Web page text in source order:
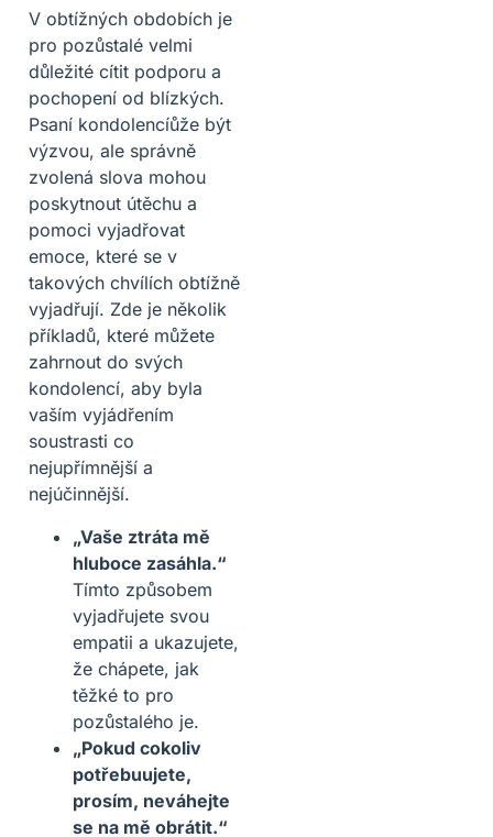
V obtížných obdobích je
pro pozůstalé velmi
důležité cítit podporu a
pochopení od blízkých.
Psaní kondolencíůže být
výzvou, ale správně
zvolená slova mohou
poskytnout útěchu a
pomoci vyjadřovat
emoce, které se v
takových chvílích obtížně
vyjadřují. Zde je několik
příkladů, které můžete
zahrnout do svých
kondolencí, aby byla
vaším vyjádřením
soustrasti co
nejupřímnější a
nejúčinnější.
„Vaše ztráta mě
hluboce zasáhla.“
Tímto způsobem
vyjadřujete svou
empatii a ukazujete,
že chápete, jak
těžké to pro
pozůstalého je.
„Pokud cokoliv
potřebuujete,
prosím, neváhejte
se na mě obrátit.“